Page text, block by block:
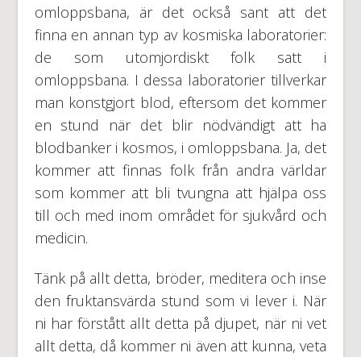
omloppsbana, är det också sant att det
finna en annan typ av kosmiska laboratorier:
de som utomjordiskt folk satt i
omloppsbana. I dessa laboratorier tillverkar
man konstgjort blod, eftersom det kommer
en stund när det blir nödvändigt att ha
blodbanker i kosmos, i omloppsbana. Ja, det
kommer att finnas folk från andra världar
som kommer att bli tvungna att hjälpa oss
till och med inom området för sjukvård och
medicin.
Tänk på allt detta, bröder, meditera och inse
den fruktansvärda stund som vi lever i. När
ni har förstått allt detta på djupet, när ni vet
allt detta, då kommer ni även att kunna, veta